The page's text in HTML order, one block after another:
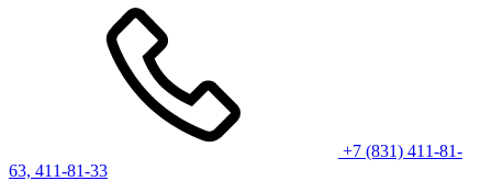
+7 (831) 411-81-
63, 411-81-33